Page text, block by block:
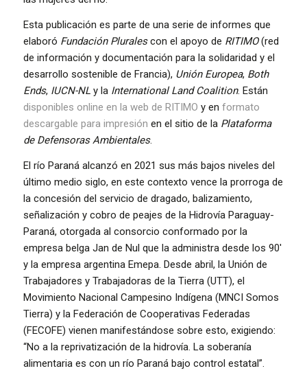
Esta publicación es parte de una serie de informes que
elaboró Fundación Pluralescon el apoyo de RITIMO(red
de información y documentación para la solidaridad y el
desarrollo sostenible de Francia), Unión Europea, Both
Ends, IUCN-NLy la International Land Coalition. Están
disponibles online en la web de RITIMO y en formato
descargable para impresión en el sitio de la Plataforma
de Defensoras Ambientales.
El río Paraná alcanzó en 2021 sus más bajos niveles del
último medio siglo, en este contexto vence la prorroga de
la concesión del servicio de dragado, balizamiento,
señalización y cobro de peajes de la Hidrovía Paraguay-
Paraná, otorgada al consorcio conformado por la
empresa belga Jan de Nul que la administra desde los 90′
y la empresa argentina Emepa. Desde abril, la Unión de
Trabajadores y Trabajadoras de la Tierra (UTT), el
Movimiento Nacional Campesino Indígena (MNCI Somos
Tierra) y la Federación de Cooperativas Federadas
(FECOFE) vienen manifestándose sobre esto, exigiendo:
“No a la reprivatización de la hidrovía. La soberanía
alimentaria es con un río Paraná bajo control estatal”.